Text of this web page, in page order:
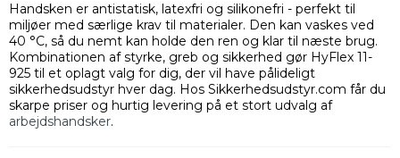
Handsken er antistatisk, latexfri og silikonefri - perfekt til
miljøer med særlige krav til materialer. Den kan vaskes ved
40 °C, så du nemt kan holde den ren og klar til næste brug.
Kombinationen af styrke, greb og sikkerhed gør HyFlex 11-
925 til et oplagt valg for dig, der vil have pålideligt
sikkerhedsudstyr hver dag. Hos Sikkerhedsudstyr.com får du
skarpe priser og hurtig levering på et stort udvalg af
arbejdshandsker.